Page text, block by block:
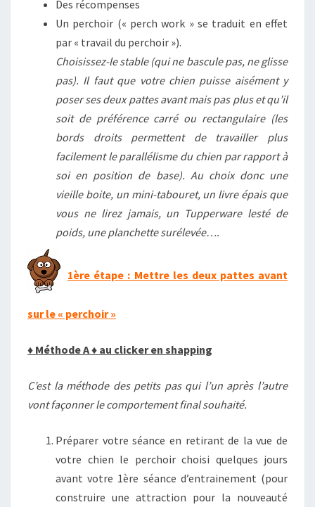
Des récompenses
Un perchoir (« perch work » se traduit en effet
par « travail du perchoir »).
Choisissez-le stable (qui ne bascule pas, ne glisse
pas). Il faut que votre chien puisse aisément y
poser ses deux pattes avant mais pas plus et qu’il
soit de préférence carré ou rectangulaire (les
bords droits permettent de travailler plus
facilement le parallélisme du chien par rapport à
soi en position de base). Au choix donc une
vieille boite, un mini-tabouret, un livre épais que
vous ne lirez jamais, un Tupperware lesté de
poids, une planchette surélevée….
1ère étape : Mettre les deux pattes avant
sur le « perchoir »
♦ Méthode A♦ au clicker en shapping
C’est la méthode des petits pas qui l’un après l’autre
vont façonner le comportement final souhaité.
Préparer votre séance en retirant de la vue de
votre chien le perchoir choisi quelques jours
avant votre 1ère séance d’entrainement (pour
construire une attraction pour la nouveauté